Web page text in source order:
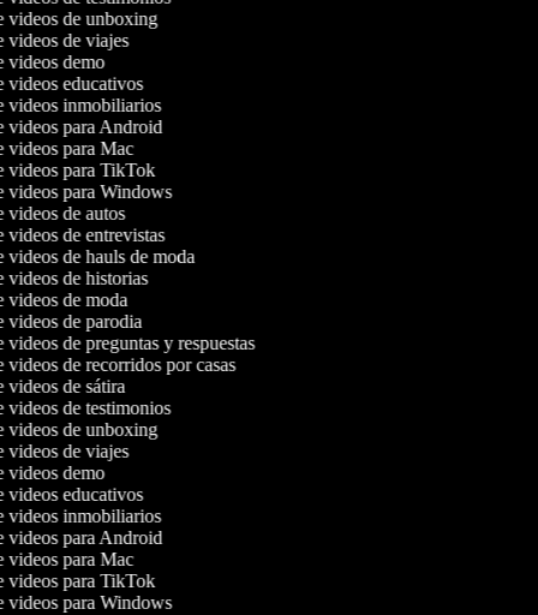
videos de unboxing
videos de viajes
videos demo
videos educativos
videos inmobiliarios
videos para Android
videos para Mac
videos para TikTok
videos para Windows
videos de autos
videos de entrevistas
videos de hauls de moda
videos de historias
videos de moda
videos de parodia
videos de preguntas y respuestas
videos de recorridos por casas
videos de sátira
videos de testimonios
videos de unboxing
videos de viajes
videos demo
videos educativos
videos inmobiliarios
videos para Android
videos para Mac
videos para TikTok
videos para Windows